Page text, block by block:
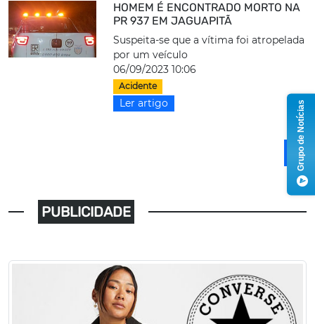
HOMEM É ENCONTRADO MORTO NA
PR 937 EM JAGUAPITÃ
Suspeita-se que a vítima foi atropelada
por um veículo
06/09/2023 10:06
Acidente
Ler artigo
PUBLICIDADE
Grupo de Notícias